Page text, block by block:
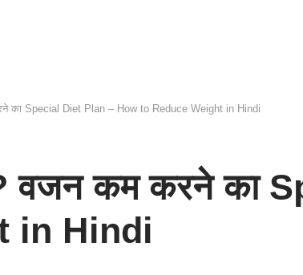
Special Diet Plan – How to Reduce Weight in Hindi
कम करने का
in Hindi